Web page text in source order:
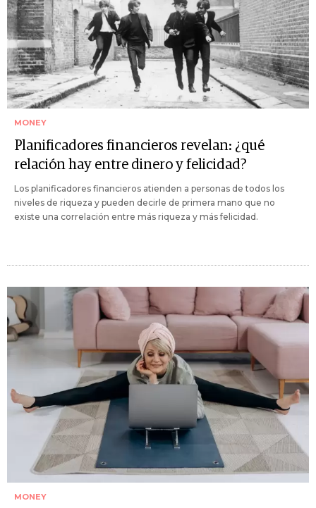
MONEY
Planificadores financieros revelan: ¿qué
relación hay entre dinero y felicidad?
Los planificadores financieros atienden a personas de todos los
niveles de riqueza y pueden decirle de primera mano que no
existe una correlación entre más riqueza y más felicidad.
MONEY